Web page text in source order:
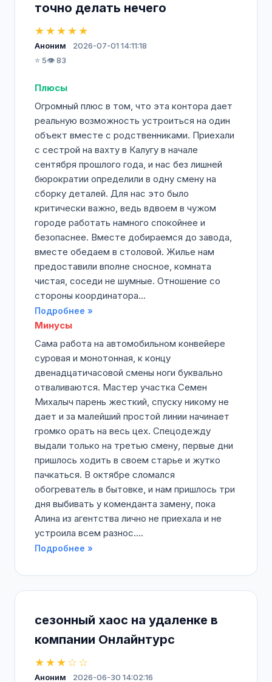
точно делать нечего
★★★★★
Аноним
2026-07-01 14:11:18
⭐ 5👁️ 83
Плюсы
Огромный плюс в том, что эта контора дает
реальную возможность устроиться на один
объект вместе с родственниками. Приехали
с сестрой на вахту в Калугу в начале
сентября прошлого года, и нас без лишней
бюрократии определили в одну смену на
сборку деталей. Для нас это было
критически важно, ведь вдвоем в чужом
городе работать намного спокойнее и
безопаснее. Вместе добираемся до завода,
вместе обедаем в столовой. Жилье нам
предоставили вполне сносное, комната
чистая, соседи не шумные. Отношение со
стороны координатора...
Подробнее »
Минусы
Сама работа на автомобильном конвейере
суровая и монотонная, к концу
двенадцатичасовой смены ноги буквально
отваливаются. Мастер участка Семен
Михалыч парень жесткий, спуску никому не
дает и за малейший простой линии начинает
громко орать на весь цех. Спецодежду
выдали только на третью смену, первые дни
пришлось ходить в своем старье и жутко
пачкаться. В октябре сломался
обогреватель в бытовке, и нам пришлось три
дня выбивать у коменданта замену, пока
Алина из агентства лично не приехала и не
устроила всем разнос....
Подробнее »
сезонный хаос на удаленке в
компании Онлайнтурс
★★★☆☆
Аноним
2026-06-30 14:02:16